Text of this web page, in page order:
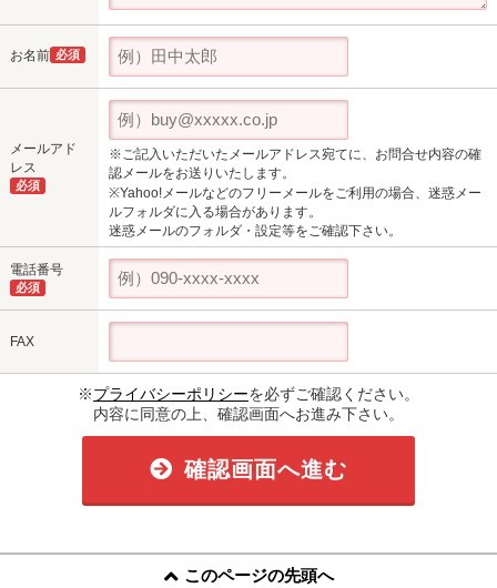
お名前 必須
メールアド
レス
必須
※ご記入いただいたメールアドレス宛てに、お問合せ内容の確
認メールをお送りいたします。
※Yahoo!メールなどのフリーメールをご利用の場合、迷惑メー
ルフォルダに入る場合があります。
迷惑メールのフォルダ・設定等をご確認下さい。
電話番号
必須
FAX
※プライバシーポリシーを必ずご確認ください。
内容に同意の上、確認画面へお進み下さい。
確認画面へ進む
このページの先頭へ